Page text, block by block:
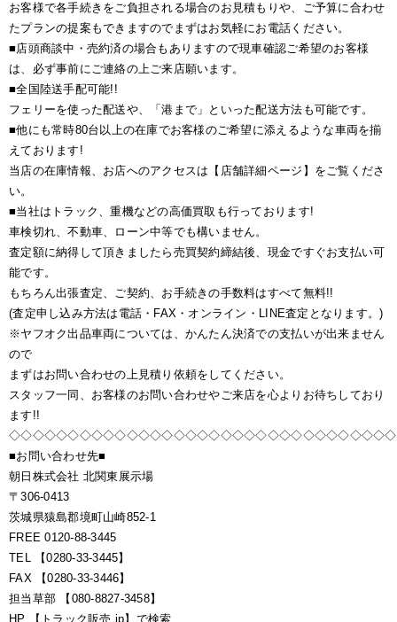
お客様で各手続きをご負担される場合のお見積もりや、ご予算に合わせ
たプランの提案もできますのでまずはお気軽にお電話ください。
■店頭商談中・売約済の場合もありますので現車確認ご希望のお客様
は、必ず事前にご連絡の上ご来店願います。
■全国陸送手配可能!!
フェリーを使った配送や、「港まで」といった配送方法も可能です。
■他にも常時80台以上の在庫でお客様のご希望に添えるような車両を揃
えております!
当店の在庫情報、お店へのアクセスは【店舗詳細ページ】をご覧くださ
い。
■当社はトラック、重機などの高価買取も行っております!
車検切れ、不動車、ローン中等でも構いません。
査定額に納得して頂きましたら売買契約締結後、現金ですぐお支払い可
能です。
もちろん出張査定、ご契約、お手続きの手数料はすべて無料!!
(査定申し込み方法は電話・FAX・オンライン・LINE査定となります。)
※ヤフオク出品車両については、かんたん決済での支払いが出来ません
ので
まずはお問い合わせの上見積り依頼をしてください。
スタッフ一同、お客様のお問い合わせやご来店を心よりお待ちしており
ます!!
■お問い合わせ先■
朝日株式会社 北関東展示場
〒306-0413
茨城県猿島郡境町山崎852-1
FREE 0120-88-3445
TEL 【0280-33-3445】
FAX 【0280-33-3446】
担当草部 【080-8827-3458】
HP 【トラック販売.jp】で検索